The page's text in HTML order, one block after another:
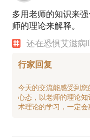
多用老师的知识来
师的理论来解释。
还在恐惧艾滋病
行家回复
今天的交流能感受到
心态，以老师的理论